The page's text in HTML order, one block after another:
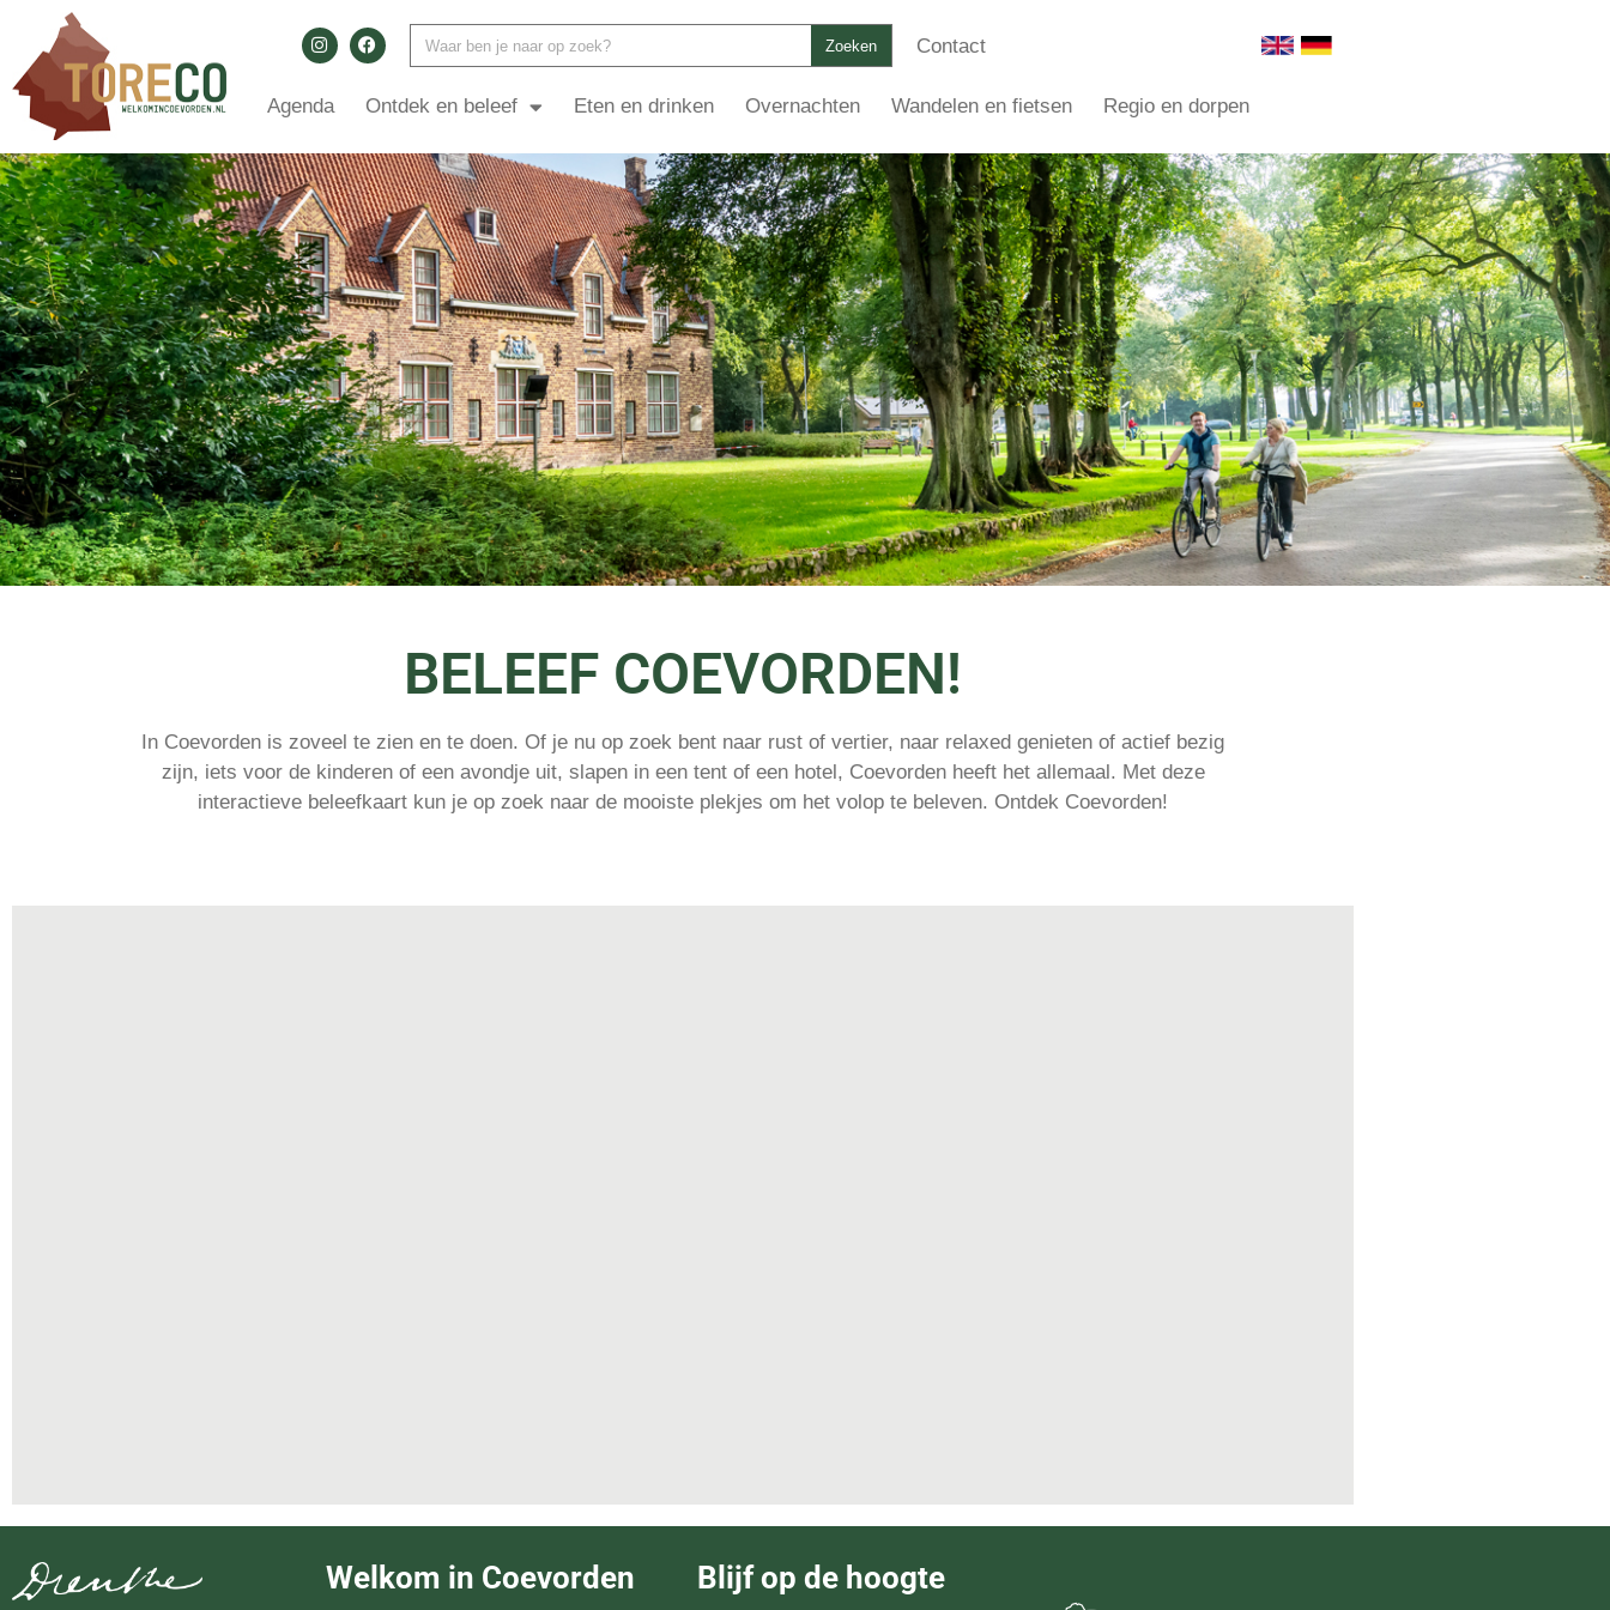
Zoeken Contact
Agenda Ontdek en beleef Eten en drinken Overnachten Wandelen en fietsen Regio en dorpen
BELEEF COEVORDEN!
In Coevorden is zoveel te zien en te doen. Of je nu op zoek bent naar rust of vertier, naar relaxed genieten of actief bezig
zijn, iets voor de kinderen of een avondje uit, slapen in een tent of een hotel, Coevorden heeft het allemaal. Met deze
interactieve beleefkaart kun je op zoek naar de mooiste plekjes om het volop te beleven. Ontdek Coevorden!
Welkom in Coevorden Blijf op de hoogte